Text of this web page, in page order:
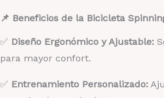
📌 Beneficios de la Bicicleta
✅ Diseño Ergonómico y Ajustable:
para mayor confort.
✅ Entrenamiento Personalizado: